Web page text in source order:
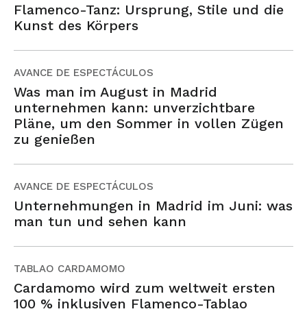
Flamenco-Tanz: Ursprung, Stile und die
Kunst des Körpers
AVANCE DE ESPECTÁCULOS
Was man im August in Madrid
unternehmen kann: unverzichtbare
Pläne, um den Sommer in vollen Zügen
zu genießen
AVANCE DE ESPECTÁCULOS
Unternehmungen in Madrid im Juni: was
man tun und sehen kann
TABLAO CARDAMOMO
Cardamomo wird zum weltweit ersten
100 % inklusiven Flamenco-Tablao